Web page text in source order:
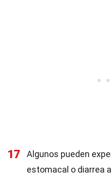
17
Algunos pueden
estomacal o diarrea